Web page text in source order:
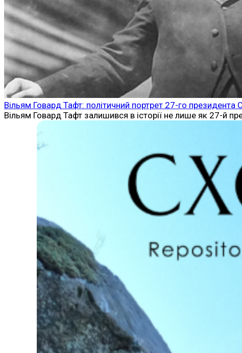
Вільям Говард Тафт: політичний портрет 27-го
Вільям Говард Тафт залишився в історії не лише як 27-й